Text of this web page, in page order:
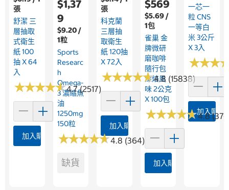
張
舒潔 三
層抽取
式衛生
紙 100
抽 X 64
入
★★★★★
★★★★★4.7 (2517)
加入購物車
$1,37
9
$9.20 /
1粒
Sports
Researc
H
Omega-
3 濃縮魚
油
1250mg
150粒
★★★★★
★★★★★4.8 (364)
缺貨
張
科克蘭
三層抽
取衛生
紙 120抽
X 72入
★★★★★
★★★★★4.8 (15838)
加入購物車
$569
$5.69 /
1包
雀巢 金
牌微研
磨咖啡
隨行包
深焙風
味 2公克
X 100包
★★★★★
★★★★★4.8
加入購物車
一芯一
粒 CNS
一等白
米 3公斤
X 3入
★★★
★★★
加入購物